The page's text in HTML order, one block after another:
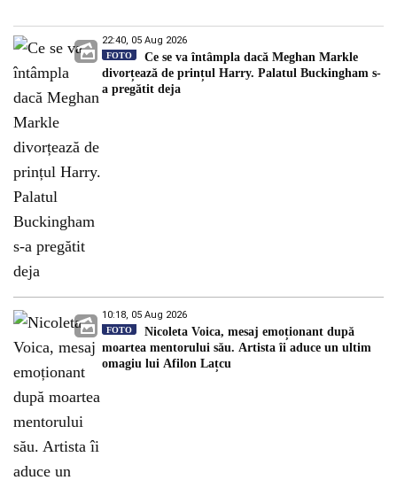
22:40, 05 Aug 2026
FOTO
Ce se va întâmpla dacă Meghan Markle
divorțează de prințul Harry. Palatul Buckingham s-
a pregătit deja
10:18, 05 Aug 2026
FOTO
Nicoleta Voica, mesaj emoționant după
moartea mentorului său. Artista îi aduce un ultim
omagiu lui Afilon Lațcu